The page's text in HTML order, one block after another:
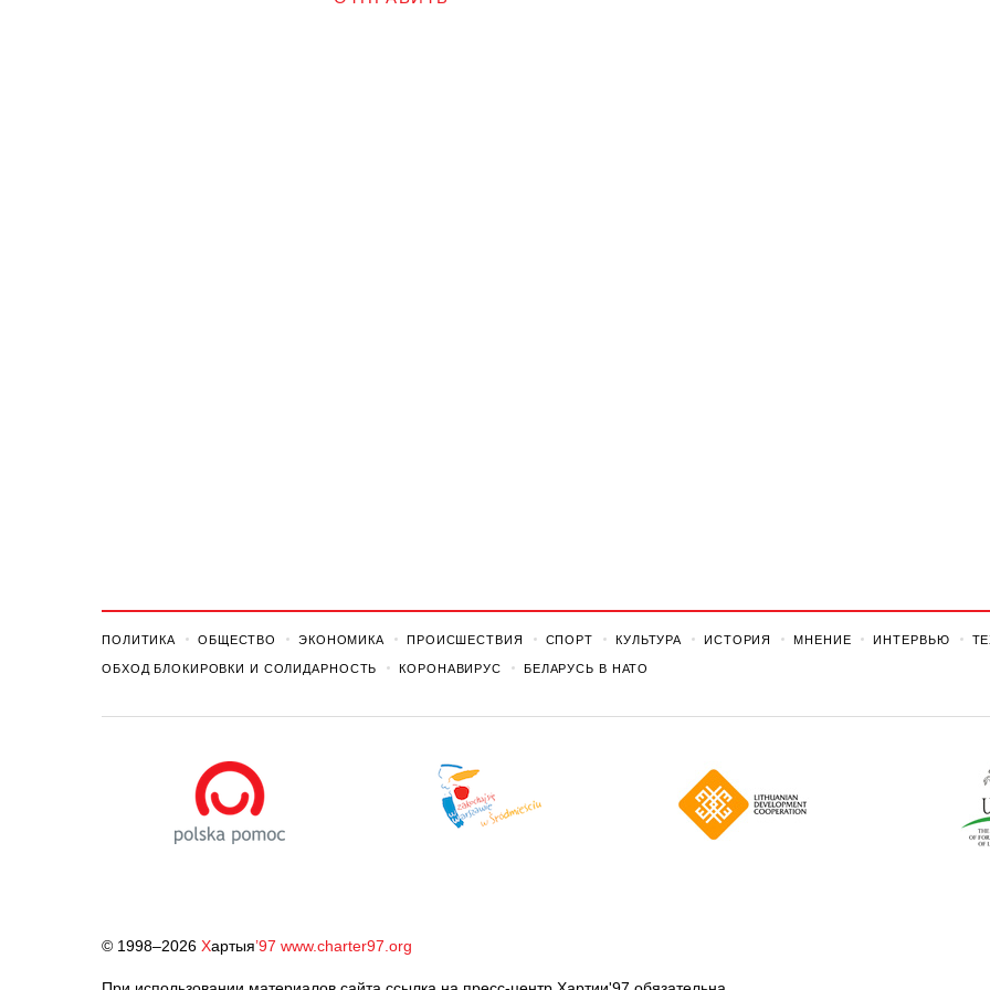
ПОЛИТИКА ОБЩЕСТВО ЭКОНОМИКА ПРОИСШЕСТВИЯ СПОРТ КУЛЬТУРА ИСТОРИЯ МНЕНИЕ ИНТЕРВЬЮ
ОБХОД БЛОКИРОВКИ И СОЛИДАРНОСТЬ КОРОНАВИРУС БЕЛАРУСЬ В НАТО
© 1998–2026 Хартыя’97 www.charter97.org